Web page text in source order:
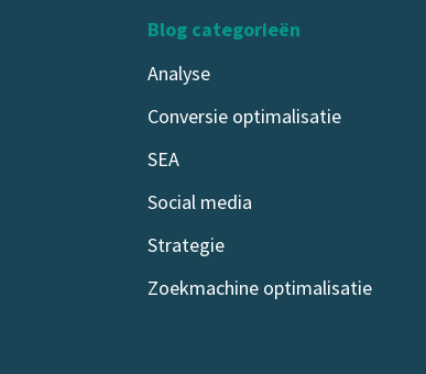
Blog categorieën
Analyse
Conversie optimalisatie
SEA
Social media
Strategie
Zoekmachine optimalisatie